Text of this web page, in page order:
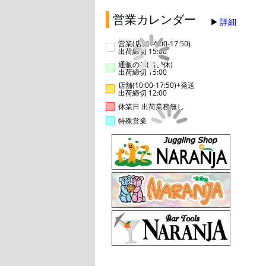
営業カレンダー 詳細
営業(店舗14:00-17:50)
出荷締切 15:00
通販のみ(店舗休)
出荷締切 15:00
店舗(10:00-17:50)+発送
出荷締切 12:00
休業日 出荷業務無し
特殊営業